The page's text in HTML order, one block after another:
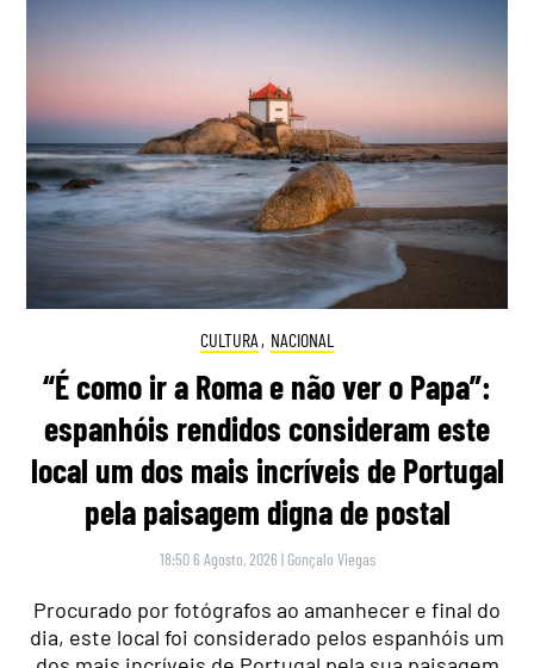
CULTURA , NACIONAL
“É como ir a Roma e não ver o Papa”:
espanhóis rendidos consideram este
local um dos mais incríveis de Portugal
pela paisagem digna de postal
18:50 6 Agosto, 2026 | Gonçalo Viegas
Procurado por fotógrafos ao amanhecer e final do
dia, este local foi considerado pelos espanhóis um